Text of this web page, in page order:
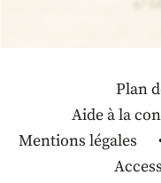
Plan
Aide à la
Mentions légales